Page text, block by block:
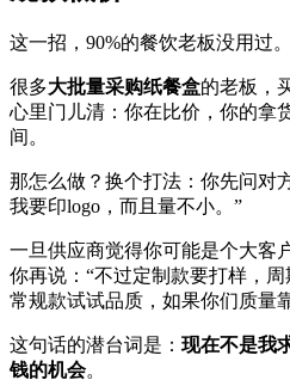
这一招，90%的餐饮老板没用过。
很多大批量采购纸餐盒的老板，
心里门儿清：你在比价，你的拿
间。
那怎么做？换个打法：你先问对
我要印logo，而且量不小。”
一旦供应商觉得你可能是个大客
你再说：“不过定制款要打样，
常规款试试品质，如果你们质量
这句话的潜台词是： 现在不是我
钱的机会。